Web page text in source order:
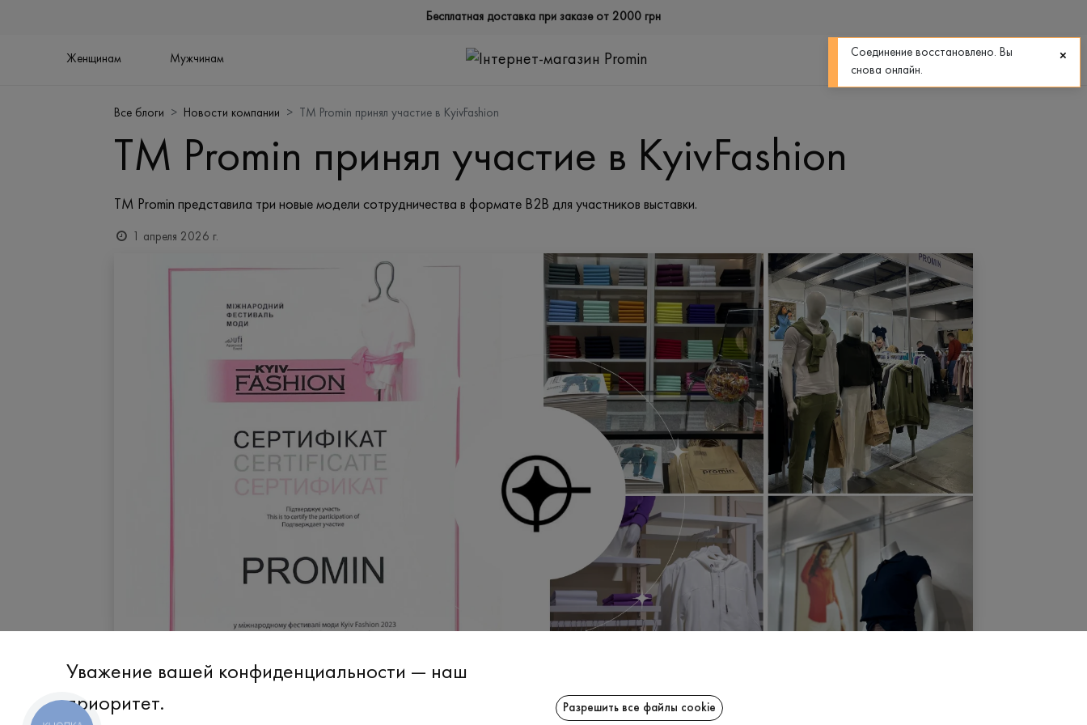
Бесплатная доставка при заказе от 2000 грн
Женщинам Мужчинам
0
Все блоги Новости компании TM Promin принял участие в KyivFashion
TM Promin принял участие в KyivFashion
TM Promin представила три новые модели сотрудничества в формате B2B для участников выставки.
1 апреля 2026 г.
Уважение вашей конфиденциальности — наш
приоритет.
Разрешить все файлы cookie
Соединение восстановлено. Вы
снова онлайн.